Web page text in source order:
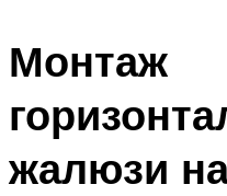
Монтаж
жалюзи